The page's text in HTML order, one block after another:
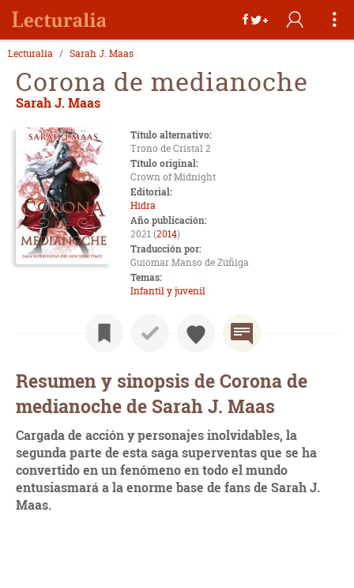
Lecturalia Sarah J. Maas
Corona de medianoche
Sarah J. Maas
Título alternativo:
Trono de Cristal 2
Título original:
Crown of Midnight
Editorial:
Hidra
Año publicación:
2021 (2014)
Traducción por:
Guiomar Manso de Zúñiga
Temas:
Infantil y juvenil
Resumen y sinopsis de Corona de
medianoche de Sarah J. Maas
Cargada de acción y personajes inolvidables, la
segunda parte de esta saga superventas que se ha
convertido en un fenómeno en todo el mundo
entusiasmará a la enorme base de fans de Sarah J.
Maas.